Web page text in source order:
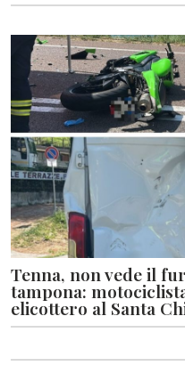
Tenna, non vede il
tampona:
elicottero al Santa